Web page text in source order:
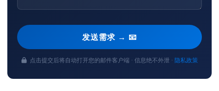
发送需求 → 📧
点击提交后将自动打开您的邮件客户端 · 信息绝不外泄 · 隐私政策